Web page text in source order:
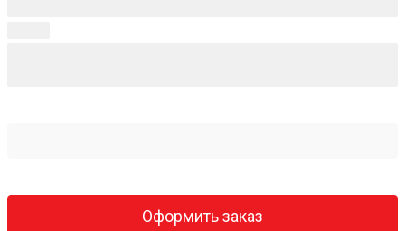
Оформить заказ